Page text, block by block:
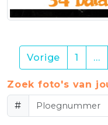
Vorige 1 …
Zoek foto's van
#